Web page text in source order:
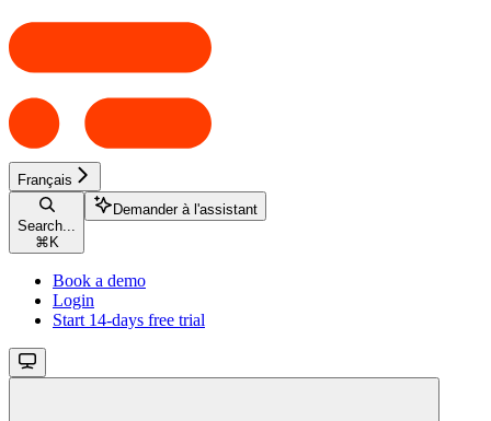
Français
Search...
⌘ K
Demander à l'assistant
Book a demo
Login
Start 14-days free trial